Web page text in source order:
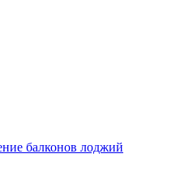
балконов лоджий